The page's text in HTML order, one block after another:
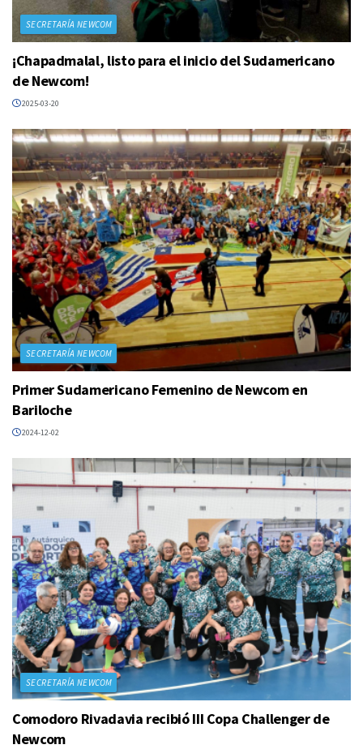
SECRETARÍA NEWCOM
¡Chapadmalal, listo para el inicio del Sudamericano
de Newcom!
2025-03-20
SECRETARÍA NEWCOM
Primer Sudamericano Femenino de Newcom en
Bariloche
2024-12-02
SECRETARÍA NEWCOM
Comodoro Rivadavia recibió III Copa Challenger de
Newcom